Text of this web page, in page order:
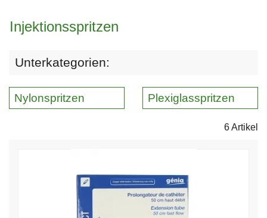
Injektionsspritzen
Unterkategorien:
Nylonspritzen Plexiglasspritzen
6 Artikel